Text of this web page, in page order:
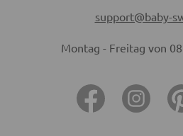
support@baby-
Montag - Freitag von